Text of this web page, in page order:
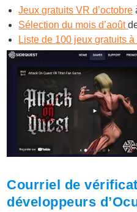
Jeux gratuits VR d’octobre
Sélection du mois d’août
Liste de 100 jeux gratuits
Courriel de
développeurs